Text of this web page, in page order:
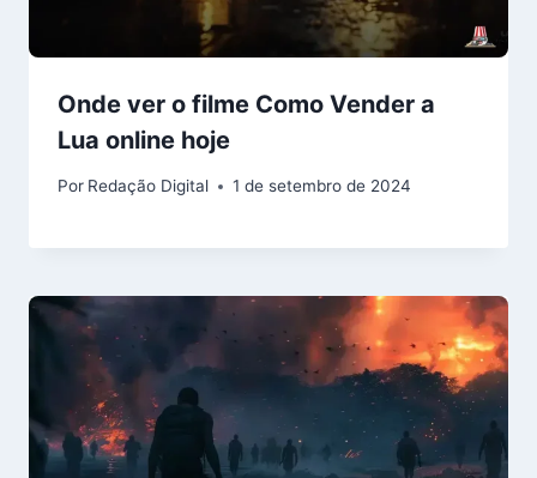
Onde ver o filme Como Vender a
Lua online hoje
Por Redação Digital 1 de setembro de 2024